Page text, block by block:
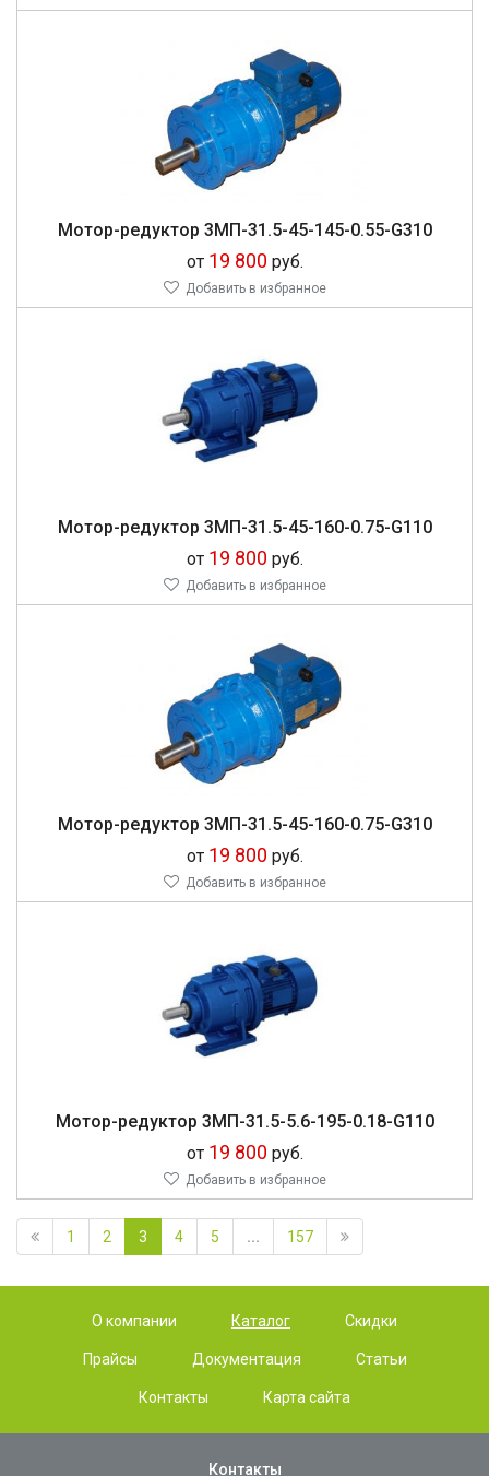
Мо­тор-ре­дук­тор 3МП-31.5-45-145-0.55-G310
от 19 800 руб.
Добавить в избранное
Мо­тор-ре­дук­тор 3МП-31.5-45-160-0.75-G110
от 19 800 руб.
Добавить в избранное
Мо­тор-ре­дук­тор 3МП-31.5-45-160-0.75-G310
от 19 800 руб.
Добавить в избранное
Мо­тор-ре­дук­тор 3МП-31.5-5.6-195-0.18-G110
от 19 800 руб.
Добавить в избранное
1 2 3 4 5 ... 157
О компании Каталог Скидки
Прайсы Документация Статьи
Контакты Карта сайта
Контакты